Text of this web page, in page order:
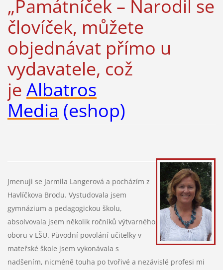
„Památníček – Narodil se
človíček, můžete
objednávat přímo u
vydavatele, což
je Albatros
Media (eshop)
Jmenuji se Jarmila Langerová a pocházím z
Havlíčkova Brodu. Vystudovala jsem
gymnázium a pedagogickou školu,
absolvovala jsem několik ročníků výtvarného
oboru v LŠU. Původní povolání učitelky v
mateřské škole jsem vykonávala s
nadšením, nicméně touha po tvořivé a nezávislé profesi mi